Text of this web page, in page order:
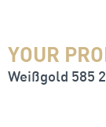
YOUR
Weißgold 585